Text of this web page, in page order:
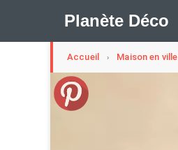
Planète Déco
🛍︎ Shop Planète Déco
Accueil › Maison en ville